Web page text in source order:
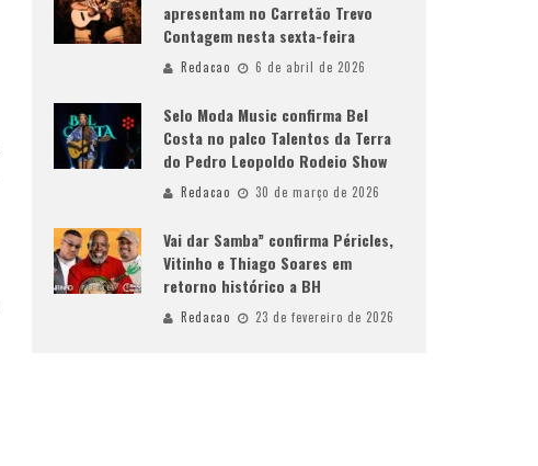
apresentam no Carretão Trevo
Contagem nesta sexta-feira
Redacao 6 de abril de 2026
Selo Moda Music confirma Bel
Costa no palco Talentos da Terra
do Pedro Leopoldo Rodeio Show
Redacao 30 de março de 2026
Vai dar Samba” confirma Péricles,
Vitinho e Thiago Soares em
retorno histórico a BH
Redacao 23 de fevereiro de 2026